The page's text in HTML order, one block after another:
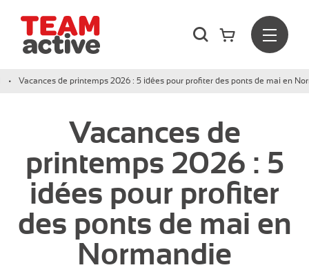
Rechercher
Menu
Vacances de printemps 2026 : 5 idées pour profiter des ponts de mai en
Vacances de
printemps 2026 : 5
idées pour profiter
des ponts de mai en
Normandie